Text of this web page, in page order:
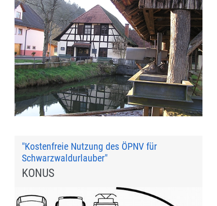
"Kostenfreie Nutzung des ÖPNV für
Schwarzwaldurlauber"
KONUS